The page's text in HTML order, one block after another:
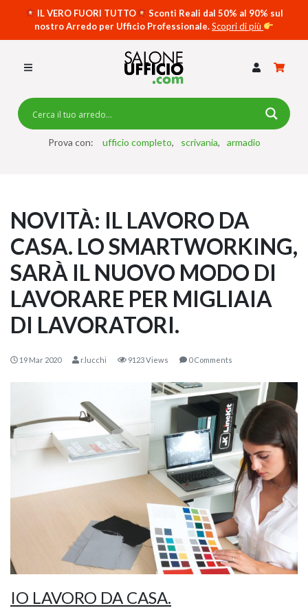
IL VERO FUORI TUTTO
Sconti Reali dal 50% al 90% sul
nostro Arredo per Ufficio Professionale.Scopri di più
Prova con: ufficio completo scrivania armadio
SWING 7020 –
KOROS –
SCRIVANIE SPECIAL DESK
CASSETTIERE
RECEPTION
TAVOLI RIUNIONE
NOVITÀ: IL LAVORO DA
CASA. LO SMARTWORKING,
SARÀ IL NUOVO MODO DI
LAVORARE PER MIGLIAIA
DI LAVORATORI.
19 Mar 2020 r.lucchi 9123 Views 0 Comments
IO LAVORO DA CASA.